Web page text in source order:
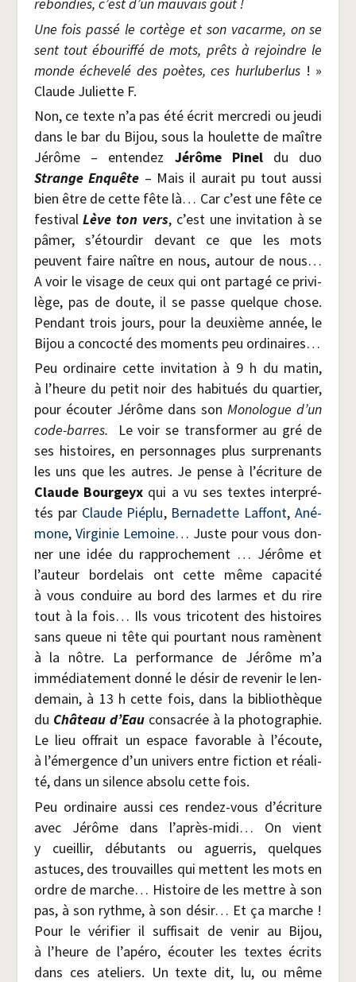
rebon­dies, c’est d’un mau­vais goût !
Une fois pas­sé le cor­tège et son vacarme, on se
sent tout ébou­rif­fé de mots, prêts à rejoindre le
monde éche­ve­lé des poètes, ces hur­lu­ber­lus ! »
Claude Juliette F.
Non, ce texte n’a pas été écrit mer­cre­di ou jeu­di
dans le bar du Bijou, sous la hou­lette de maître
Jérôme – enten­dez Jérôme Pineldu duo
Strange Enquête – Mais il aurait pu tout aus­si
bien être de cette fête là… Car c’est une fête ce
fes­ti­valLève ton vers, c’est une invi­ta­tion à se
pâmer, s’étourdir devant ce que les mots
peuvent faire naître en nous, autour de nous…
A voir le visage de ceux qui ont par­ta­gé ce pri­vi­
lège, pas de doute, il se passe quelque chose.
Pen­dant trois jours, pour la deuxième année, le
Bijou a concoc­té des moments peu ordinaires…
Peu ordi­naire cette invi­ta­tion à 9 h du matin,
à l’heure du petit noir des habi­tués du quar­tier,
pour écou­ter Jérôme dans sonMono­logue d’un
code-barres.
Le voir se trans­for­mer au gré de
ses his­toires, en per­son­nages plus sur­pre­nants
les uns que les autres. Je pense à l’écriture de
Claude Bour­geyxqui a vu ses textes inter­pré­
tés par Claude Pié­plu, Ber­na­dette Laf­font,Ané­
mone, Vir­gi­nie Lemoine… Juste pour vous don­
ner une idée du rap­pro­che­ment … Jérôme et
l’auteur bor­de­lais ont cette même capa­ci­té
à vous conduire au bord des larmes et du rire
tout à la fois… Ils vous tri­cotent des his­toires
sans queue ni tête qui pour­tant nous ramènent
à la nôtre. La per­for­mance de Jérôme m’a
immé­dia­te­ment don­né le désir de reve­nir le len­
de­main, à 13 h cette fois, dans la biblio­thèque
du Châ­teau d’Eau consa­crée à la pho­to­gra­phie.
Le lieu offrait un espace favo­rable à l’écoute,
à l’émergence d’un uni­vers entre fic­tion et réa­li­
té, dans un silence abso­lu cette fois.
Peu ordi­naire aus­si ces ren­dez-vous d’écriture
avec Jérôme dans l’après-midi… On vient
y cueillir, débu­tants ou aguer­ris, quelques
astuces, des trou­vailles qui mettent les mots en
ordre de marche… His­toire de les mettre à son
pas, à son rythme, à son désir… Et ça marche !
Pour le véri­fier il suf­fi­sait de venir au Bijou,
à l’heure de l’apéro, écou­ter les textes écrits
dans ces ate­liers. Un texte dit, lu, ou même